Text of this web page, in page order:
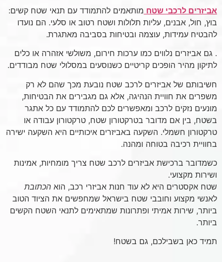
אביזרים לרכבי שטח מותאמים להתמודד עם תנאי שטח קשים:
בוץ, חול, אבנים, עליות תלולות ושטח רטוב או סלעי. הם נועדו
להבטיח עמידות, עוצמה ובטיחות בסביבה מאתגרת.
. גם אביזרים נלווים כמו ערכות חירום, משולשי אזהרה או כלים
לתיקון מהיר הופכים קריטיים כשנוסעים במסלולי שטח מבודדים.
חשיבותם של אביזרים לרכב שטח נובעת מכך שהם לא רק
משפרים את חוויית הנהיגה, אלא גם מגבירים את הבטיחות,
מונעים נזקים לרכב ומאפשרים לכם להתמודד עם כל אתגר
בשטח, בין אם מדובר בטרקטורון שטח, טרקטורון עבודה או
טרקטורון חשמלי. השקעה באביזרים איכותיים היא השקעה ישירה
בחוויית רכיבה בטוחה ומהנה.
כשמדובר ברכישת אביזרים לרכב שטח צריך מומחיות, אמינות
ושירות מקצועי.
שטח אקסטרים היא לא עוד חנות אביזרי רכב, הוא הכתובת
לאנשי מקצוע וחובבי שטח בישראל שמחפשים את הציוד הטוב
ביותר, שירות אמיתי ופתרונות שמתאימים לתנאי השטח הקשים
ביותר.
תמיד כאן בשבילכם, גם בשטח!